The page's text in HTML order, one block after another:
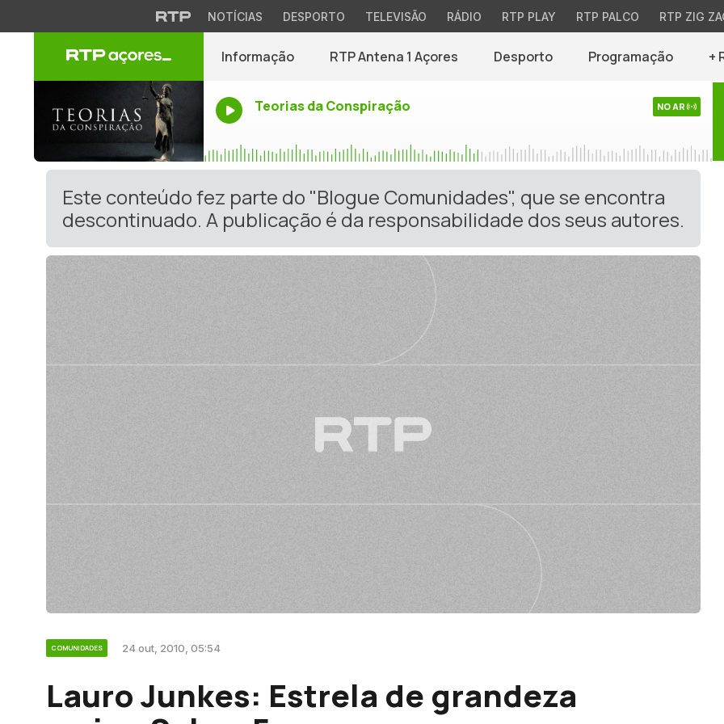
NOTÍCIAS DESPORTO TELEVISÃO RÁDIO RTP PLAY RTP PALCO RTP ZIG
Informação RTP Antena 1 Açores Desporto Programação +
Teorias da Conspiração NO AR
Este conteúdo fez parte do "Blogue Comunidades", que se encontra
descontinuado. A publicação é da responsabilidade dos seus autores.
COMUNIDADES 24 out, 2010, 05:54
Lauro Junkes: Estrela de grandeza